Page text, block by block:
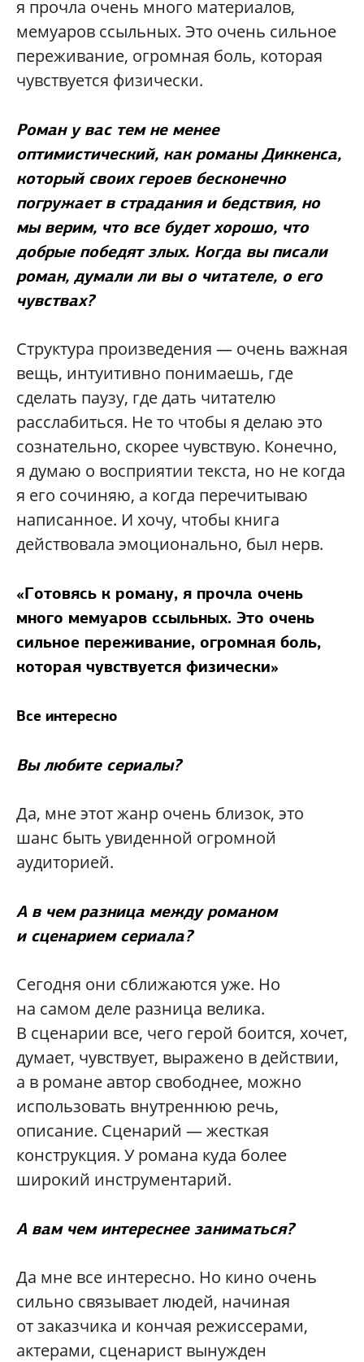
я прочла очень много материалов,
мемуаров ссыльных. Это очень сильное
переживание, огромная боль, которая
чувствуется физически.
Роман у вас тем не менее
оптимистический, как романы Диккенса,
который своих героев бесконечно
погружает в страдания и бедствия, но
мы верим, что все будет хорошо, что
добрые победят злых. Когда вы писали
роман, думали ли вы о читателе, о его
чувствах?
Структура произведения — очень важная
вещь, интуитивно понимаешь, где
сделать паузу, где дать читателю
расслабиться. Не то чтобы я делаю это
сознательно, скорее чувствую. Конечно,
я думаю о восприятии текста, но не когда
я его сочиняю, а когда перечитываю
написанное. И хочу, чтобы книга
действовала эмоционально, был нерв.
«Готовясь к роману, я прочла очень
много мемуаров ссыльных. Это очень
сильное переживание, огромная боль,
которая чувствуется физически»
Все интересно
Вы любите сериалы?
Да, мне этот жанр очень близок, это
шанс быть увиденной огромной
аудиторией.
А в чем разница между романом
и сценарием сериала?
Сегодня они сближаются уже. Но
на самом деле разница велика.
В сценарии все, чего герой боится, хочет,
думает, чувствует, выражено в действии,
а в романе автор свободнее, можно
использовать внутреннюю речь,
описание. Сценарий — жесткая
конструкция. У романа куда более
широкий инструментарий.
А вам чем интереснее заниматься?
Да мне все интересно. Но кино очень
сильно связывает людей, начиная
от заказчика и кончая режиссерами,
актерами, сценарист вынужден